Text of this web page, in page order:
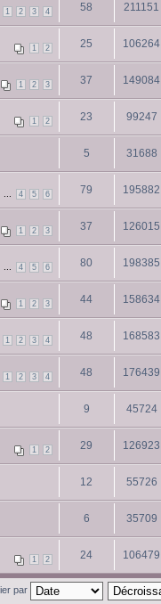
1 2 3 4 58 211151
1 2 25 106264
1 2 3 37 149084
1 2 23 99247
5 31688
4 5 6 79 195882
1 2 3 37 126015
4 5 6 80 198385
1 2 3 44 158634
1 2 3 4 48 168583
1 2 3 4 48 176439
9 45724
1 2 29 126923
12 55726
6 35709
1 2 24 106479
par